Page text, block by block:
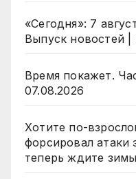
«Сегодня»: 7
Выпуск новостей
Время покажет.
07.08.2026
Хотите по-
форсировал атаки
теперь ждите